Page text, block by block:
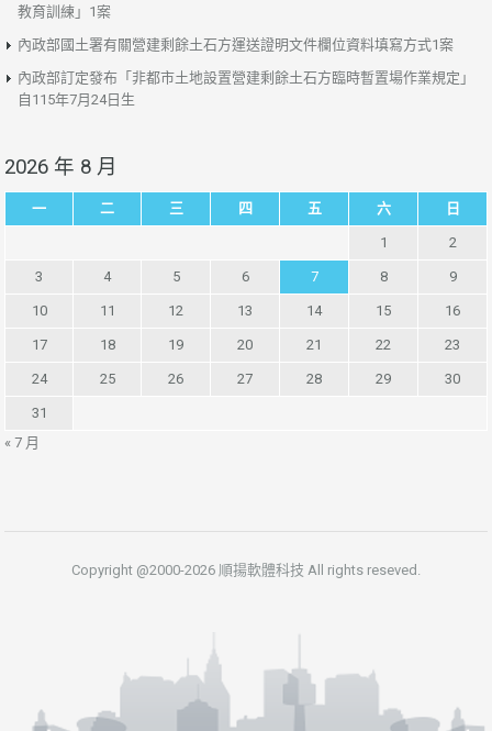
教育訓練」1案
內政部國土署有關營建剩餘土石方運送證明文件欄位資料填寫方式1案
內政部訂定發布「非都市土地設置營建剩餘土石方臨時暫置場作業規定」
自115年7月24日生
2026 年 8 月
一 二 三 四 五 六 日
1 2
3 4 5 6 7 8 9
10 11 12 13 14 15 16
17 18 19 20 21 22 23
24 25 26 27 28 29 30
31
« 7 月
Copyright @2000-2026 順揚軟體科技 All rights reseved.